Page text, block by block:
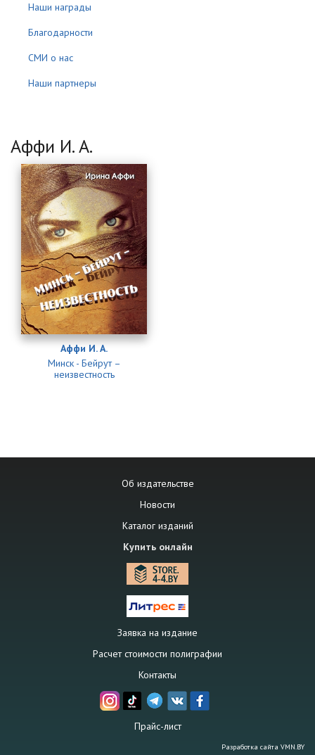
Наши награды
Благодарности
СМИ о нас
Наши партнеры
Аффи И. А.
Аффи И. А.
Минск - Бейрут –
неизвестность
Об издательстве
Новости
Каталог изданий
Купить онлайн
Заявка на издание
Расчет стоимости полиграфии
Контакты
Прайс-лист
Разработка сайта VMN.BY